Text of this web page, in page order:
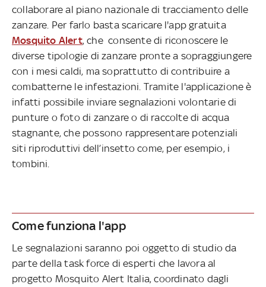
collaborare al piano nazionale di tracciamento delle
zanzare. Per farlo basta scaricare l'app gratuita
Mosquito Alert, che consente di riconoscere le
diverse tipologie di zanzare pronte a sopraggiungere
con i mesi caldi, ma soprattutto di contribuire a
combatterne le infestazioni. Tramite l'applicazione è
infatti possibile inviare segnalazioni volontarie di
punture o foto di zanzare o di raccolte di acqua
stagnante, che possono rappresentare potenziali
siti riproduttivi dell’insetto come, per esempio, i
tombini.
Come funziona l'app
Le segnalazioni saranno poi oggetto di studio da
parte della task force di esperti che lavora al
progetto Mosquito Alert Italia, coordinato dagli